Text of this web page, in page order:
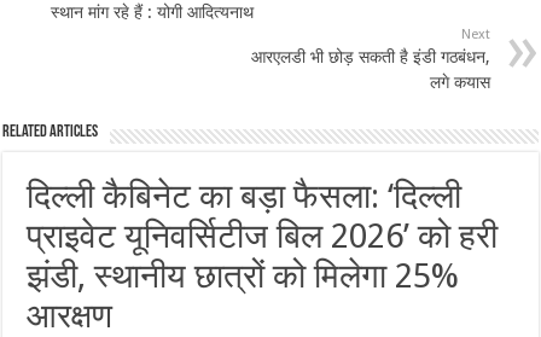
स्थान मांग रहे हैं : योगी आदित्यनाथ
Next
आरएलडी भी छोड़ सकती है इंडी गठबंधन,
लगे कयास
Related Articles
दिल्ली कैबिनेट का बड़ा फैसला: ‘दिल्ली
प्राइवेट यूनिवर्सिटीज बिल 2026’ को हरी
झंडी, स्थानीय छात्रों को मिलेगा 25%
आरक्षण